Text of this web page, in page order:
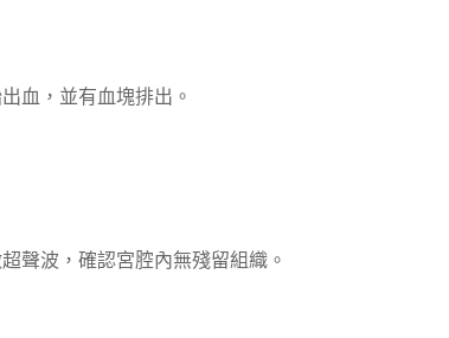
血，並有血塊排出。
聲波，確認宮腔內無殘留組織。